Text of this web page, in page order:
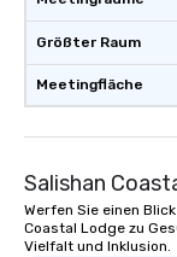
Größter Raum
Meetingfläche
Salishan
Werfen Sie einen
Coastal Lodge zu
Vielfalt und Inklusion.